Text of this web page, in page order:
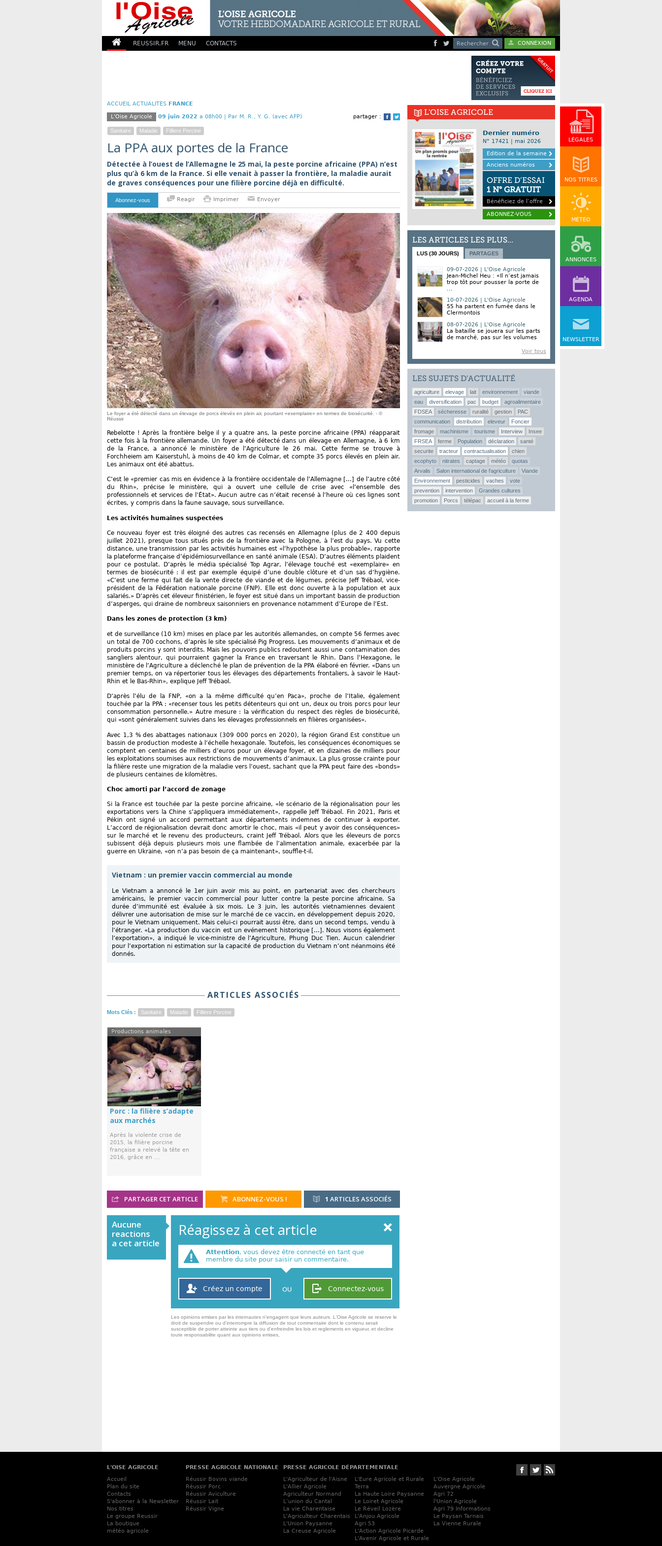
REUSSIR.FR MENU CONTACTS Rechercher CONNEXION
LÉGALES
NOS TITRES
MÉTÉO
ANNONCES
AGENDA
NEWSLETTER
ACCUEIL ACTUALITÉS FRANCE
partager :
Facebook
Twitter
L'Oise Agricole 09 juin 2022 a 08h00 | Par M. R., Y. G. (avec AFP)
Sanitaire Maladie Filliere Porcine
La PPA aux portes de la France
Détectée à l’ouest de l’Allemagne le 25 mai, la peste porcine africaine (PPA) n’est
plus qu’à 6 km de la France. Si elle venait à passer la frontière, la maladie aurait
de graves conséquences pour une filière porcine déjà en difficulté.
Abonnez-vous Reagir Imprimer Envoyer
Le foyer a été détecté dans un élevage de porcs élevés en plein air, pourtant «exemplaire» en termes de biosécurité. - ©
Réussir
Rebelotte ! Après la frontière belge il y a quatre ans, la peste porcine africaine (PPA) réapparait
cette fois à la frontière allemande. Un foyer a été détecté dans un élevage en Allemagne, à 6 km
de la France, a annoncé le ministère de l’Agriculture le 26 mai. Cette ferme se trouve à
Forchheiem am Kaiserstuhl, à moins de 40 km de Colmar, et compte 35 porcs élevés en plein air.
Les animaux ont été abattus.
C’est le «premier cas mis en évidence à la frontière occidentale de l’Allemagne [...] de l’autre côté
du Rhin», précise le ministère, qui a ouvert une cellule de crise avec «l’ensemble des
professionnels et services de l’État». Aucun autre cas n’était recensé à l’heure où ces lignes sont
écrites, y compris dans la faune sauvage, sous surveillance.
Les activités humaines suspectées
Ce nouveau foyer est très éloigné des autres cas recensés en Allemagne (plus de 2 400 depuis
juillet 2021), presque tous situés près de la frontière avec la Pologne, à l’est du pays. Vu cette
distance, une transmission par les activités humaines est «l’hypothèse la plus probable», rapporte
la plateforme française d’épidémiosurveillance en santé animale (ESA). D’autres éléments plaident
pour ce postulat. D’après le média spécialisé Top Agrar, l’élevage touché est «exemplaire» en
termes de biosécurité : il est par exemple équipé d’une double clôture et d’un sas d’hygiène.
«C’est une ferme qui fait de la vente directe de viande et de légumes, précise Jeff Trébaol, vice-
président de la Fédération nationale porcine (FNP). Elle est donc ouverte à la population et aux
salariés.» D’après cet éleveur finistérien, le foyer est situé dans un important bassin de production
d’asperges, qui draine de nombreux saisonniers en provenance notamment d’Europe de l’Est.
Dans les zones de protection (3 km)
et de surveillance (10 km) mises en place par les autorités allemandes, on compte 56 fermes avec
un total de 700 cochons, d’après le site spécialisé Pig Progress. Les mouvements d’animaux et de
produits porcins y sont interdits. Mais les pouvoirs publics redoutent aussi une contamination des
sangliers alentour, qui pourraient gagner la France en traversant le Rhin. Dans l’Hexagone, le
ministère de l’Agriculture a déclenché le plan de prévention de la PPA élaboré en février. «Dans un
premier temps, on va répertorier tous les élevages des départements frontaliers, à savoir le Haut-
Rhin et le Bas-Rhin», explique Jeff Trébaol.
D’après l’élu de la FNP, «on a la même difficulté qu’en Paca», proche de l’Italie, également
touchée par la PPA : «recenser tous les petits détenteurs qui ont un, deux ou trois porcs pour leur
consommation personnelle.» Autre mesure : la vérification du respect des règles de biosécurité,
qui «sont généralement suivies dans les élevages professionnels en filières organisées».
Avec 1,3 % des abattages nationaux (309 000 porcs en 2020), la région Grand Est constitue un
bassin de production modeste à l’échelle hexagonale. Toutefois, les conséquences économiques se
comptent en centaines de milliers d’euros pour un élevage foyer, et en dizaines de milliers pour
les exploitations soumises aux restrictions de mouvements d’animaux. La plus grosse crainte pour
la filière reste une migration de la maladie vers l’ouest, sachant que la PPA peut faire des «bonds»
de plusieurs centaines de kilomètres.
Choc amorti par l’accord de zonage
Si la France est touchée par la peste porcine africaine, «le scénario de la régionalisation pour les
exportations vers la Chine s’appliquera immédiatement», rappelle Jeff Trébaol. Fin 2021, Paris et
Pékin ont signé un accord permettant aux départements indemnes de continuer à exporter.
L’accord de régionalisation devrait donc amortir le choc, mais «il peut y avoir des conséquences»
sur le marché et le revenu des producteurs, craint Jeff Trébaol. Alors que les éleveurs de porcs
subissent déjà depuis plusieurs mois une flambée de l’alimentation animale, exacerbée par la
guerre en Ukraine, «on n’a pas besoin de ça maintenant», souffle-t-il.
Vietnam : un premier vaccin commercial au monde
Le Vietnam a annoncé le 1er juin avoir mis au point, en partenariat avec des chercheurs
américains, le premier vaccin commercial pour lutter contre la peste porcine africaine. Sa
durée d’immunité est évaluée à six mois. Le 3 juin, les autorités vietnamiennes devaient
délivrer une autorisation de mise sur le marché de ce vaccin, en développement depuis 2020,
pour le Vietnam uniquement. Mais celui-ci pourrait aussi être, dans un second temps, vendu à
l’étranger. «La production du vaccin est un evénement historique [...]. Nous visons également
l’exportation», a indiqué le vice-ministre de l’Agriculture, Phung Duc Tien. Aucun calendrier
pour l’exportation ni estimation sur la capacité de production du Vietnam n’ont néanmoins été
donnés.
ARTICLES ASSOCIÉS
Mots Clés : Sanitaire Maladie Filliere Porcine
Productions animales
Porc : la filière s’adapte
aux marchés
Après la violente crise de
2015, la filière porcine
française a relevé la tête en
2016, grâce en ...
1 ARTICLES ASSOCIÉS
PARTAGER CET ARTICLE ABONNEZ-VOUS !
Aucune
reactions
a cet article
Réagissez à cet article
Attention, vous devez être connecté en tant que
membre du site pour saisir un commentaire.
Connectez-vous
Créez un compte OU
Les opinions emises par les internautes n'engagent que leurs auteurs. L'Oise Agricole se reserve le
droit de suspendre ou d'interrompre la diffusion de tout commentaire dont le contenu serait
susceptible de porter atteinte aux tiers ou d'enfreindre les lois et reglements en vigueur, et decline
toute responsabilite quant aux opinions emises,
L'OISE AGRICOLE
Dernier numéro
N° 17421 | mai 2026
Edition de la semaine
Anciens numéros
OFFRE D’ESSAI
1 N° GRATUIT
Bénéficiez de l’offre
ABONNEZ-VOUS
LES ARTICLES LES PLUS...
LUS (30 JOURS) PARTAGES
09-07-2026 | L'Oise Agricole
Jean-Michel Heu : «Il n’est jamais
trop tôt pour pousser la porte de
...
10-07-2026 | L'Oise Agricole
55 ha partent en fumée dans le
Clermontois
08-07-2026 | L'Oise Agricole
La bataille se jouera sur les parts
de marché, pas sur les volumes
Voir tous
LES SUJETS D’ACTUALITÉ
agriculture elevage lait environnement
viande
eau
diversification pac budget
agroalimentaire
FDSEA
sécheresse ruralité gestion
PAC
communication
distribution eleveur
Foncier
fromage
machinisme tourisme Interview
Insee
FRSEA
ferme Population déclaration
santé
securite
tracteur contractualisation
chien
ecophyto
nitrates captage météo
quotas
Arvalis
Salon international de l'agriculture
Viande
Environnement
pesticides vaches
vote
prevention
intervention
Grandes cultures
promotion
Porcs télépac accueil à la ferme
Suivez-nous sur Facebook
Suivez-nous sur Twitter
L'OISE AGRICOLE
Accueil
Plan du site
Contacts
S'abonner à la Newsletter
Nos titres
Le groupe Reussir
La boutique
météo agricole
PRESSE AGRICOLE NATIONALE
Réussir Bovins viande
Réussir Porc
Réussir Aviculture
Réussir Lait
Réussir Vigne
PRESSE AGRICOLE DÉPARTEMENTALE
L'Agriculteur de l'Aisne
L'Allier Agricole
Agriculteur Normand
L’union du Cantal
La vie Charentaise
L'Agriculteur Charentais
L'Union Paysanne
La Creuse Agricole
L'Eure Agricole et Rurale
Terra
La Haute Loire Paysanne
Le Loiret Agricole
Le Réveil Lozère
L'Anjou Agricole
Agri 53
L'Action Agricole Picarde
L'Avenir Agricole et Rurale
L'Oise Agricole
Auvergne Agricole
Agri 72
l'Union Agricole
Agri 79 Informations
Le Paysan Tarnais
La Vienne Rurale